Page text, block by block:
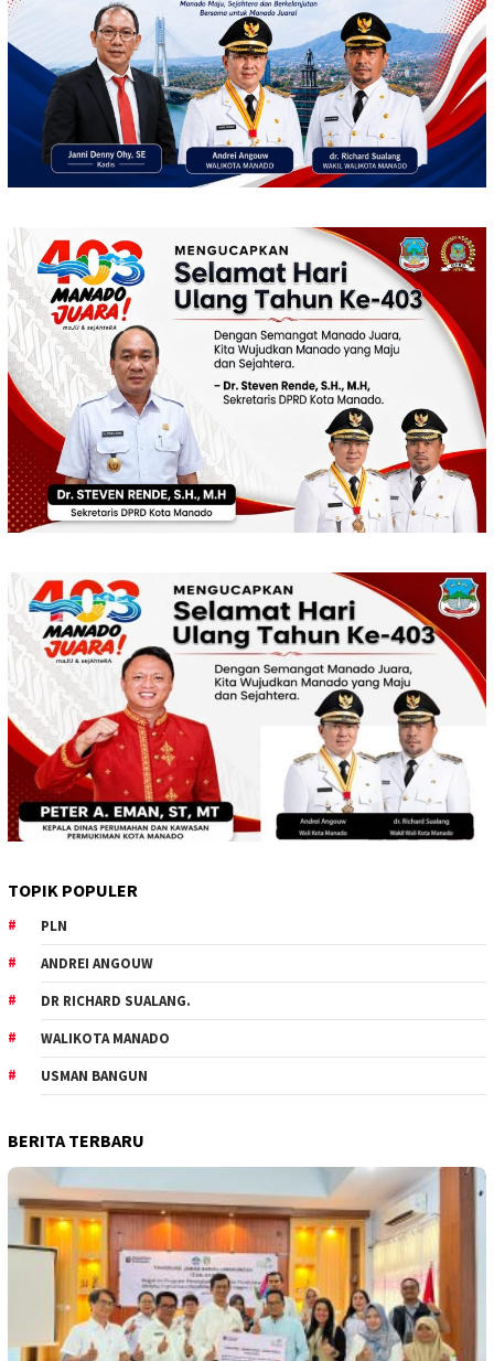
TOPIK POPULER
PLN
ANDREI ANGOUW
DR RICHARD SUALANG.
WALIKOTA MANADO
USMAN BANGUN
BERITA TERBARU